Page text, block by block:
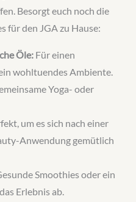
Besorgt euch noch die
für den JGA zu Hause:
Öle:Für einen
wohltuendes Ambiente.
Yoga- oder
um es sich nach einer
Anwendung gemütlich
Smoothies oder ein
Erlebnis ab.